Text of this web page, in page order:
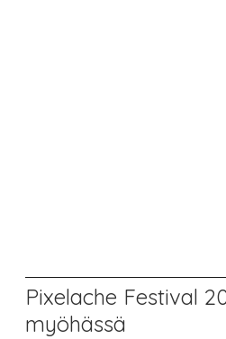
Pixelache Festival
myöhässä